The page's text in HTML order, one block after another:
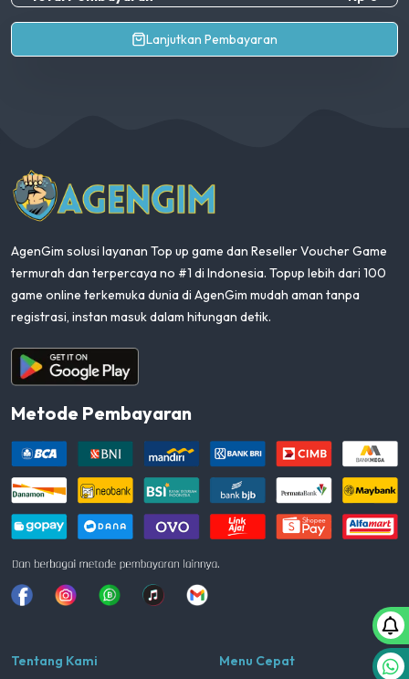
Lanjutkan Pembayaran
AgenGim
AgenGim solusi layanan Top up game dan Reseller Voucher Game
termurah dan terpercaya no #1 di Indonesia. Topup lebih dari 100
game online terkemuka dunia di AgenGim mudah aman tanpa
registrasi, instan masuk dalam hitungan detik.
Aplikasi Android
Metode Pembayaran
FacebookInstagramWhatsapp
Tiktok youtube
Tentang Kami Menu Cepat